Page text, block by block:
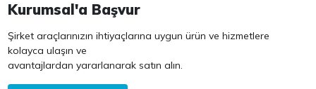
Kurumsal'a Başvur
Şirket araçlarınızın ihtiyaçlarına uygun ürün ve hizmetlere
kolayca ulaşın ve
avantajlardan yararlanarak satın alın.